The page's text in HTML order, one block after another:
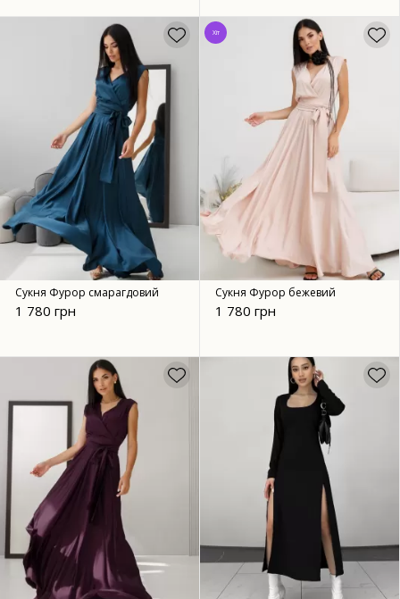
Сукня Фурор смарагдовий
1 780 грн
Хіт
Сукня Фурор бежевий
1 780 грн